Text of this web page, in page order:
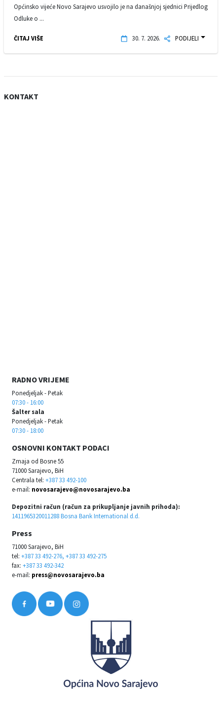
Općinsko vijeće Novo Sarajevo usvojilo je na današnjoj sjednici Prijedlog
Odluke o ...
ČITAJ VIŠE 30. 7. 2026. PODIJELI
KONTAKT
RADNO VRIJEME
Ponedjeljak - Petak
07:30 - 16:00
Šalter sala
Ponedjeljak - Petak
07:30 - 18:00
OSNOVNI KONTAKT PODACI
Zmaja od Bosne 55
71000 Sarajevo, BiH
Centrala tel: +387 33 492-100
e-mail: novosarajevo@novosarajevo.ba
Depozitni račun (račun za prikupljanje javnih prihoda):
1411965320011288 Bosna Bank International d.d.
Press
71000 Sarajevo, BiH
tel: +387 33 492-276, +387 33 492-275
fax: +387 33 492-342
e-mail: press@novosarajevo.ba